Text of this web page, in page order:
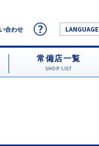
合わせ LANGUAGE
常備店一覧
SHOP LIST